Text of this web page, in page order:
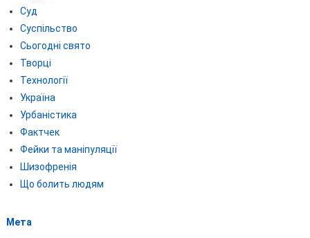
Суд
Суспільство
Сьогодні свято
Творці
Технології
Україна
Урбаністика
Фактчек
Фейки та маніпуляції
Шизофренія
Що болить людям
Мета